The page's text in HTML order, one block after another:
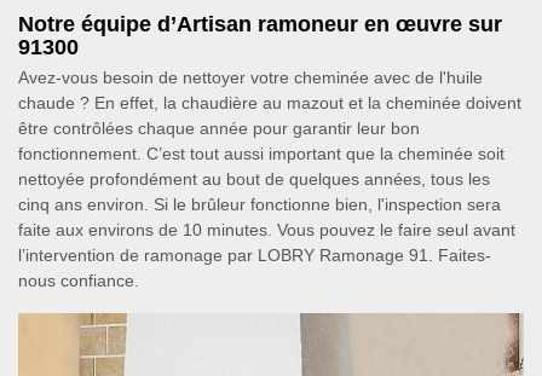
Notre équipe d’Artisan ramoneur en œuvre sur
91300
Avez-vous besoin de nettoyer votre cheminée avec de l'huile
chaude ? En effet, la chaudière au mazout et la cheminée doivent
être contrôlées chaque année pour garantir leur bon
fonctionnement. C’est tout aussi important que la cheminée soit
nettoyée profondément au bout de quelques années, tous les
cinq ans environ. Si le brûleur fonctionne bien, l'inspection sera
faite aux environs de 10 minutes. Vous pouvez le faire seul avant
l’intervention de ramonage par LOBRY Ramonage 91. Faites-
nous confiance.